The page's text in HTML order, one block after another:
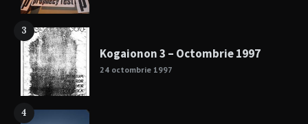
3
Kogaionon 3 – Octombrie 1997
24 octombrie 1997
4